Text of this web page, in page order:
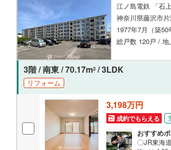
江ノ島電鉄 「
神奈川県藤沢市
1977年7月（築50
総戸数 120戸 / 地
3階 / 南東 / 70.17m2 / 3LDK
リフォーム
3,198万円
成約でもらえる
おすすめ
〇JR東海